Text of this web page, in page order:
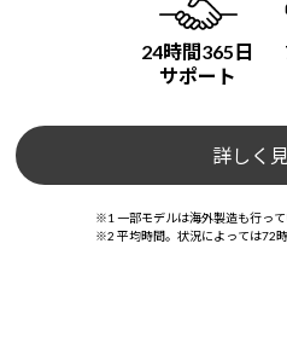
24時間365日
サポート
詳しく
※1 一部モデルは海外製造も行って
※2 平均時間。状況によっては72